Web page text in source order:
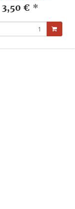
3,50 € *